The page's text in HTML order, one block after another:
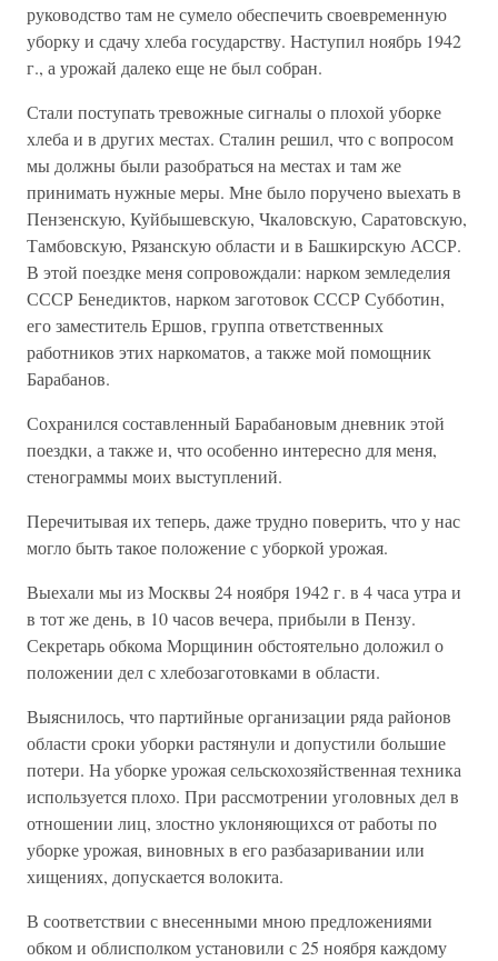
руководство там не сумело обеспечить своевременную
уборку и сдачу хлеба государству. Наступил ноябрь 1942
г., а урожай далеко еще не был собран.
Стали поступать тревожные сигналы о плохой уборке
хлеба и в других местах. Сталин решил, что с вопросом
мы должны были разобраться на местах и там же
принимать нужные меры. Мне было поручено выехать в
Пензенскую, Куйбышевскую, Чкаловскую, Саратовскую,
Тамбовскую, Рязанскую области и в Башкирскую АССР.
В этой поездке меня сопровождали: нарком земледелия
СССР Бенедиктов, нарком заготовок СССР Субботин,
его заместитель Ершов, группа ответственных
работников этих наркоматов, а также мой помощник
Барабанов.
Сохранился составленный Барабановым дневник этой
поездки, а также и, что особенно интересно для меня,
стенограммы моих выступлений.
Перечитывая их теперь, даже трудно поверить, что у нас
могло быть такое положение с уборкой урожая.
Выехали мы из Москвы 24 ноября 1942 г. в 4 часа утра и
в тот же день, в 10 часов вечера, прибыли в Пензу.
Секретарь обкома Морщинин обстоятельно доложил о
положении дел с хлебозаготовками в области.
Выяснилось, что партийные организации ряда районов
области сроки уборки растянули и допустили большие
потери. На уборке урожая сельскохозяйственная техника
используется плохо. При рассмотрении уголовных дел в
отношении лиц, злостно уклоняющихся от работы по
уборке урожая, виновных в его разбазаривании или
хищениях, допускается волокита.
В соответствии с внесенными мною предложениями
обком и облисполком установили с 25 ноября каждому